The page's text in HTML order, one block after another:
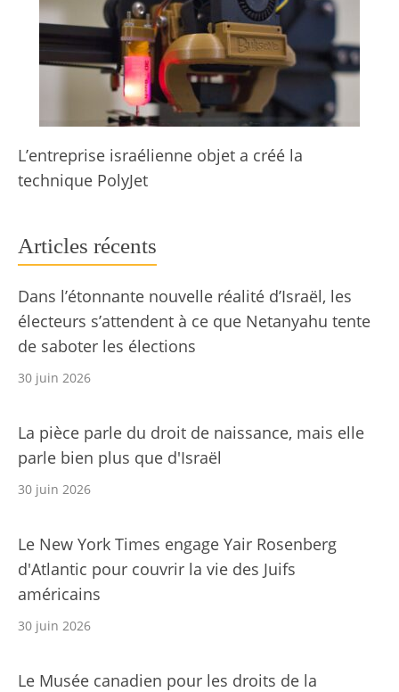
L’entreprise israélienne objet a créé la
technique PolyJet
Articles récents
Dans l’étonnante nouvelle réalité d’Israël, les
électeurs s’attendent à ce que Netanyahu tente
de saboter les élections
30 juin 2026
La pièce parle du droit de naissance, mais elle
parle bien plus que d'Israël
30 juin 2026
Le New York Times engage Yair Rosenberg
d'Atlantic pour couvrir la vie des Juifs
américains
30 juin 2026
Le Musée canadien pour les droits de la